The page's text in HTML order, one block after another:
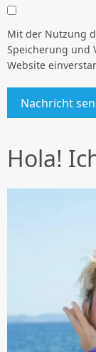
Mit der Nutzung
Speicherung und
Website
Hola!